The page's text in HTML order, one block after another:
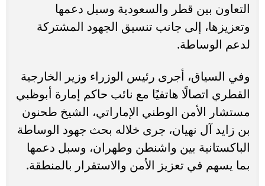
التعاون بين قطر والسعودية وسبل دعمها
وتعزيزها، إلى جانب تنسيق الجهود المشتركة
لدعم الوساطة.
وفي السياق، أجرى رئيس الوزراء وزير الخارجية
القطري اتصالًا هاتفيًا مع نائب حاكم إمارة أبوظبي
مستشار الأمن الوطني الإماراتي، الشيخ طحنون
بن زايد آل نهيان، جرى خلاله بحث جهود الوساطة
الباكستانية بين واشنطن وطهران، وسبل دعمها
بما يسهم في تعزيز الأمن والاستقرار بالمنطقة.